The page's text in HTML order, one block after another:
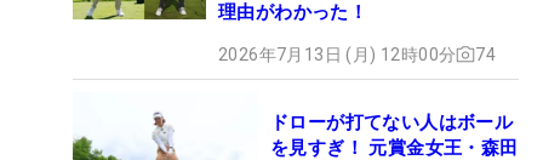
理由がわかった！
2026年7月13日 (月) 12時00分 74
ドローが打てない人はボール
を見すぎ！ 元賞金女王・森田